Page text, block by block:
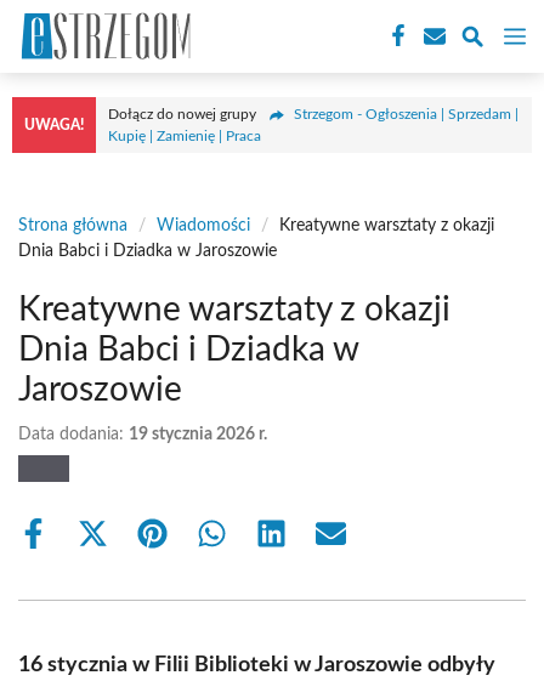
Przejdź
treści
UWAGA!
Dołącz do nowej grupy
Strzegom - Ogłoszenia | Sprzedam |
Kupię | Zamienię | Praca
Strona główna / Wiadomości /
Kreatywne warsztaty z okazji
Dnia Babci i Dziadka w Jaroszowie
Kreatywne warsztaty z okazji
Dnia Babci i Dziadka w
Jaroszowie
Data dodania: 19 stycznia 2026 r.
Share
Share
(Twitter)
Share Share Share Share
16 stycznia w Filii Biblioteki w Jaroszowie odbyły